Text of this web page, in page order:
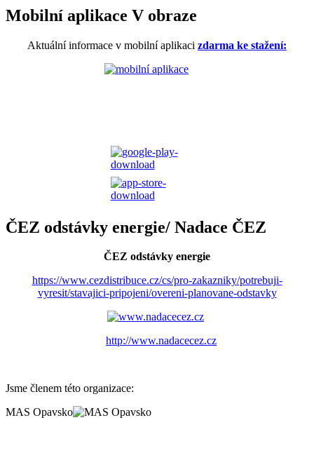
Mobilní aplikace V obraze
Aktuální informace v mobilní aplikaci zdarma ke stažení:
ČEZ odstávky energie/ Nadace ČEZ
ČEZ odstávky energie
https://www.cezdistribuce.cz/cs/pro-zakazniky/potrebuji-
vyresit/stavajici-pripojeni/overeni-planovane-odstavky
http://www.nadacecez.cz
Jsme členem této organizace:
MAS Opavsko